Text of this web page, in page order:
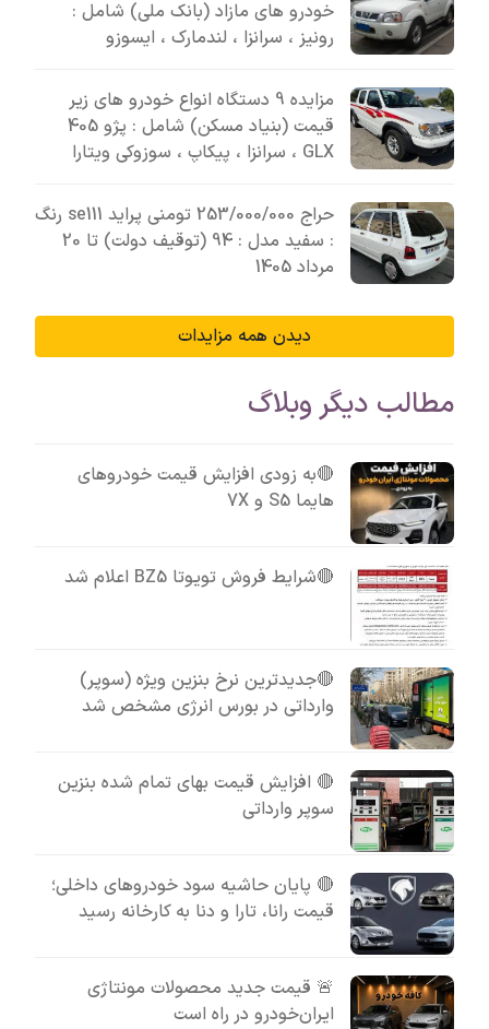
خودرو های مازاد (بانک ملی) شامل :
رونیز ، سرانزا ، لندمارک ، ایسوزو
مزایده 9 دستگاه انواع خودرو های زیر
قیمت (بنیاد مسکن) شامل : پژو 405
GLX ، سرانزا ، پیکاپ ، سوزوکی ویتارا
حراج 253/000/000 تومنی پراید se111 رنگ
: سفید مدل : 94 (توقیف دولت) تا 20
مرداد 1405
دیدن همه مزایدات
مطالب دیگر وبلاگ
🔴به زودی افزایش قیمت خودروهای
هایما S5 و 7X
🔴شرایط فروش تویوتا BZ5 اعلام شد
🔴جدیدترین نرخ بنزین ویژه (سوپر)
وارداتی در بورس انرژی مشخص شد
🔴 افزایش قیمت بهای تمام شده بنزین
سوپر وارداتی
🔴 پایان حاشیه سود خودروهای داخلی؛
قیمت رانا، تارا و دنا به کارخانه رسید
🚨 قیمت جدید محصولات مونتاژی
ایران‌خودرو در راه است